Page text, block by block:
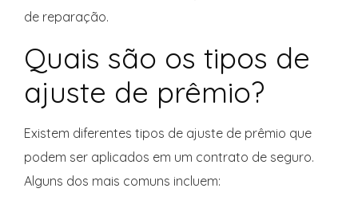
de reparação.
Quais são os tipos de
ajuste de prêmio?
Existem diferentes tipos de ajuste de prêmio que
podem ser aplicados em um contrato de seguro.
Alguns dos mais comuns incluem: